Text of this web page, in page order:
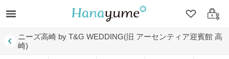
クリップ
ログ
ニーズ高崎 by T&G WEDDING(旧 アーセンティア迎賓館 高
崎)